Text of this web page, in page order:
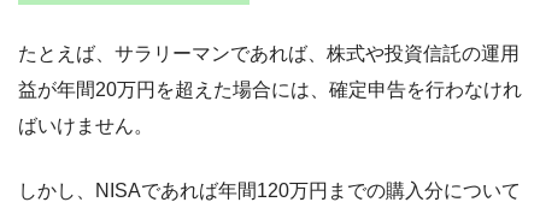
たとえば、サラリーマンであれば、株式や投資信託の運用
益が年間20万円を超えた場合には、確定申告を行わなけれ
ばいけません。
しかし、NISAであれば年間120万円までの購入分について